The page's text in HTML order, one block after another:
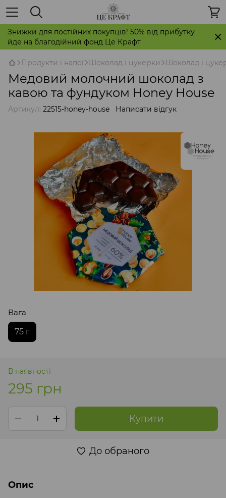
Знижки для постійних покупців! 50% від прибутку
йде на благодійний фонд Це Крафт
Продукти і напої Шоколад і цукерки Шоколад і
Медовий молочний шоколад з
кавою та фундуком Honey House
Артикул: 22515-honey-house Написати відгук
Вага
75 г
В наявності
295 грн
Купити
До обраного
Опис